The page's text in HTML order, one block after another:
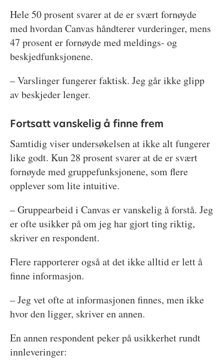
Hele 50 prosent svarer at de er svært fornøyde
med hvordan Canvas håndterer vurderinger, mens
47 prosent er fornøyde med meldings- og
beskjedfunksjonene.
– Varslinger fungerer faktisk. Jeg går ikke glipp
av beskjeder lenger.
Fortsatt vanskelig å finne frem
Samtidig viser undersøkelsen at ikke alt fungerer
like godt. Kun 28 prosent svarer at de er svært
fornøyde med gruppefunksjonene, som flere
opplever som lite intuitive.
– Gruppearbeid i Canvas er vanskelig å forstå. Jeg
er ofte usikker på om jeg har gjort ting riktig,
skriver en respondent.
Flere rapporterer også at det ikke alltid er lett å
finne informasjon.
– Jeg vet ofte at informasjonen finnes, men ikke
hvor den ligger, skriver en annen.
En annen respondent peker på usikkerhet rundt
innleveringer: